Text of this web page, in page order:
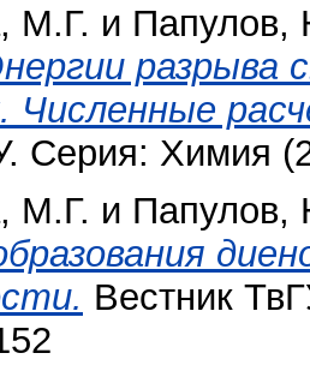
М.Г. и Папулов,
разрыва
Численные
Серия: Химия
М.Г. и Папулов,
Вестник